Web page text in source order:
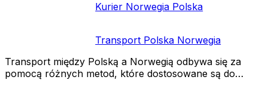
Kurier Norwegia Polska
Transport Polska Norwegia
Transport między Polską a Norwegią odbywa się za
pomocą różnych metod, które dostosowane są do…